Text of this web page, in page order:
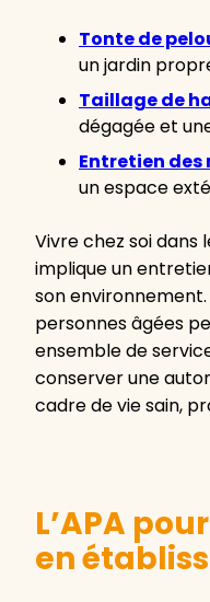
Tonte de
un jardin
Taillage de
dégagée et
Entretien des
un espace
Vivre chez soi dans
implique un
son environnement.
personnes âgées
ensemble de
conserver une
cadre de vie sain,
L’APA
en